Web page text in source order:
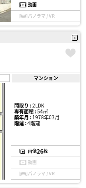
動画
パノラマ / VR
マンション
間取り :2LDK
専有面積 :54㎡
築年月 :1978年03月
階建 :4階建
画像26枚
動画
パノラマ / VR